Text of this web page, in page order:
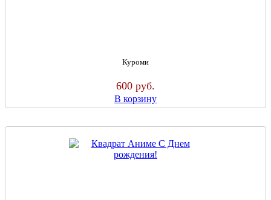
Куроми
600 руб.
В корзину